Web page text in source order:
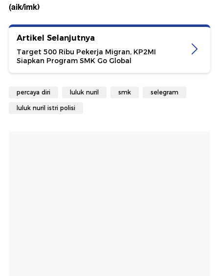
(aik/imk)
Artikel Selanjutnya
Target 500 Ribu Pekerja Migran, KP2MI
Siapkan Program SMK Go Global
percaya diri luluk nuril smk selegram
luluk nuril istri polisi